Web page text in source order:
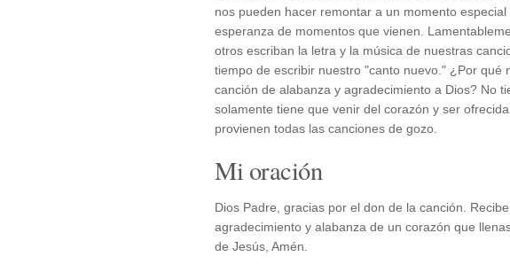
nos pueden hacer remontar a un momento
esperanza de momentos que vienen.
otros escriban la letra y la música de nuestras
tiempo de escribir nuestro "canto nuevo." ¿Por qué
canción de alabanza y agradecimiento a Dios? No
solamente tiene que venir del corazón y ser
provienen todas las canciones de gozo.
Mi oración
Dios Padre, gracias por el don de la canción.
agradecimiento y alabanza de un corazón que
de Jesús, Amén.